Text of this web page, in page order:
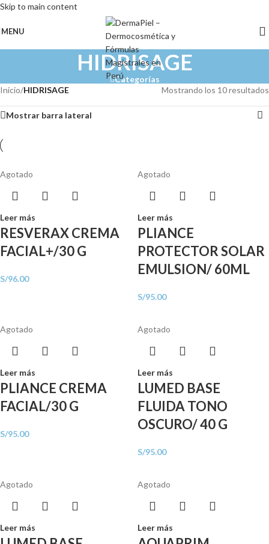
Skip to main content
MENU
HIDRISAGE
Categorías
Inicio/HIDRISAGE Mostrando los 10 resultados
Mostrar barra lateral
Agotado
Leer más
RESVERAX CREMA
FACIAL+/30 G
S/96.00
Agotado
Leer más
PLIANCE
PROTECTOR SOLAR
EMULSION/ 60ML
S/95.00
Agotado
Leer más
PLIANCE CREMA
FACIAL/30 G
S/95.00
Agotado
Leer más
LUMED BASE
FLUIDA TONO
OSCURO/ 40 G
S/95.00
Agotado
Leer más
Agotado
Leer más